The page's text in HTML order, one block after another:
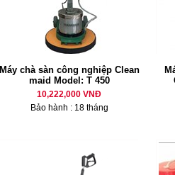
Máy chà sàn công nghiệp Clean
maid Model: T 450
10,222,000 VNĐ
Bảo hành : 18 tháng